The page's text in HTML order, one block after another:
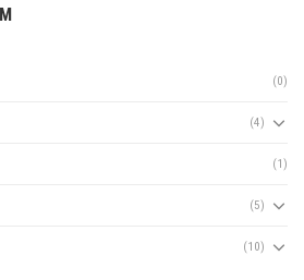
(0)
(4)
(1)
(5)
(10)